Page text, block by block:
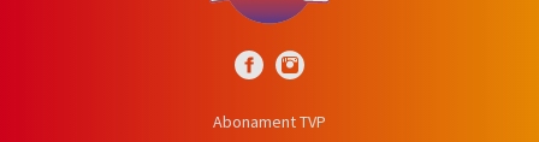
Abonament TVP